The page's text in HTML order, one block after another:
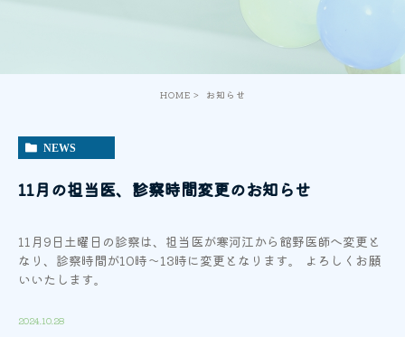
HOME お知らせ
NEWS
11月の担当医、診察時間変更のお知らせ
11月9日土曜日の診察は、担当医が寒河江から館野医師へ変更と
なり、診察時間が10時～13時に変更となります。 よろしくお願
いいたします。
2024.10.28